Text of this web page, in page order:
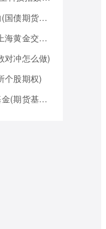
券的影响大吗)
交易所全称)
对冲怎么做)
个股期权)
期货还是基金)